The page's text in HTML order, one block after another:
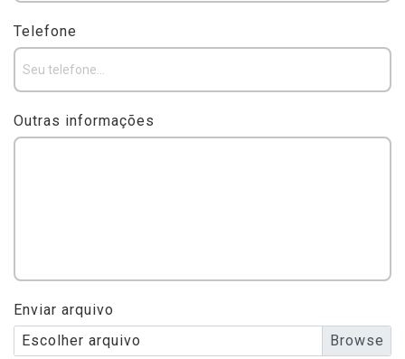
Telefone
Outras informações
Enviar arquivo
Escolher arquivo